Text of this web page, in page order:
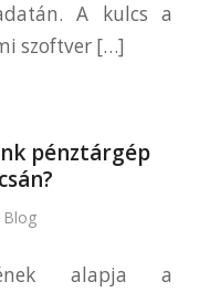
A kulcs a
szoftver […]
pénztárgép
Blog
alapja a